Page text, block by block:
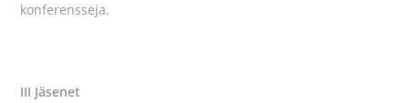
konferensseja.
III Jäsenet